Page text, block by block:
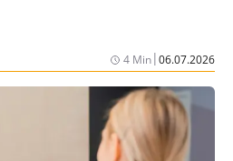
4 Min|06.07.2026